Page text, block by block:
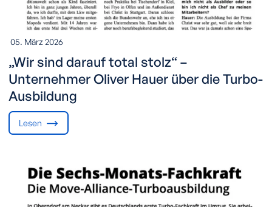
05. März 2026
„Wir sind darauf total stolz“ –
Unternehmer Oliver Hauer über die Turbo-
Ausbildung
Lesen